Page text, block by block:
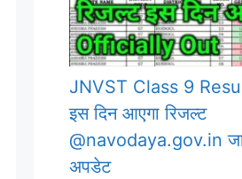
JNVST Class 9
इस दिन आएगा रिजल्ट
@navodaya.gov.in
अपडेट